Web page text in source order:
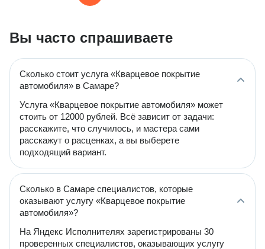
Вы часто спрашиваете
Сколько стоит услуга «Кварцевое покрытие
автомобиля» в Самаре?
Услуга «Кварцевое покрытие автомобиля» может
стоить от 12000 рублей. Всё зависит от задачи:
расскажите, что случилось, и мастера сами
расскажут о расценках, а вы выберете
подходящий вариант.
Сколько в Самаре специалистов, которые
оказывают услугу «Кварцевое покрытие
автомобиля»?
На Яндекс Исполнителях зарегистрированы 30
проверенных специалистов, оказывающих услугу